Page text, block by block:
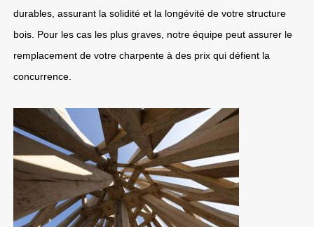
durables, assurant la solidité et la longévité de votre structure
bois. Pour les cas les plus graves, notre équipe peut assurer le
remplacement de votre charpente à des prix qui défient la
concurrence.